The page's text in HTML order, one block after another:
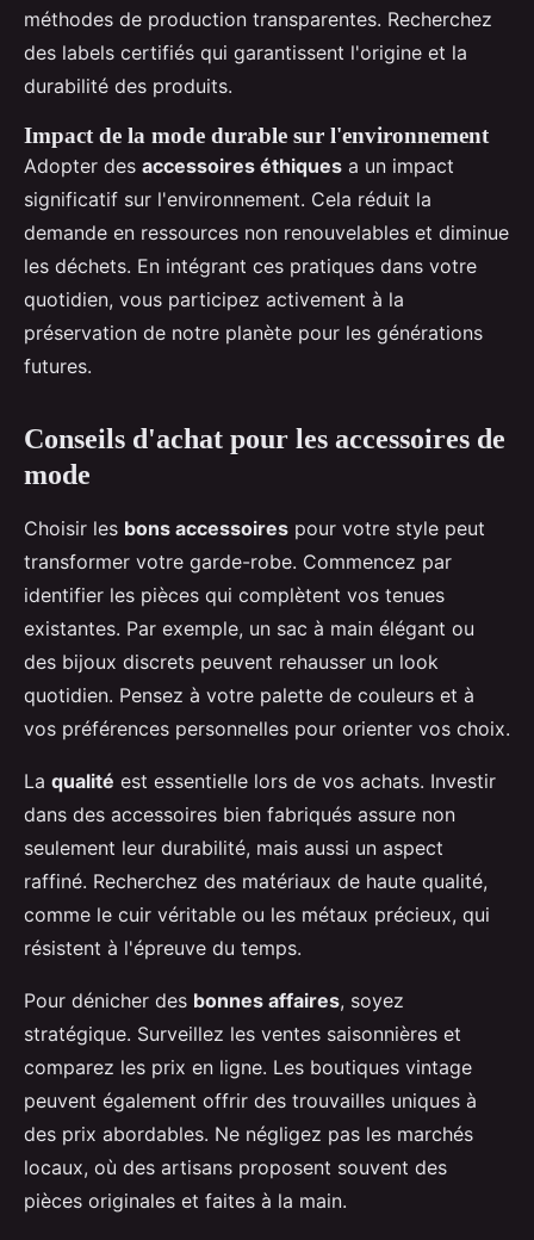
méthodes de production transparentes. Recherchez
des labels certifiés qui garantissent l'origine et la
durabilité des produits.
Impact de la mode durable sur l'environnement
Adopter des accessoires éthiques a un impact
significatif sur l'environnement. Cela réduit la
demande en ressources non renouvelables et diminue
les déchets. En intégrant ces pratiques dans votre
quotidien, vous participez activement à la
préservation de notre planète pour les générations
futures.
Conseils d'achat pour les accessoires de
mode
Choisir les bons accessoires pour votre style peut
transformer votre garde-robe. Commencez par
identifier les pièces qui complètent vos tenues
existantes. Par exemple, un sac à main élégant ou
des bijoux discrets peuvent rehausser un look
quotidien. Pensez à votre palette de couleurs et à
vos préférences personnelles pour orienter vos choix.
La qualité est essentielle lors de vos achats. Investir
dans des accessoires bien fabriqués assure non
seulement leur durabilité, mais aussi un aspect
raffiné. Recherchez des matériaux de haute qualité,
comme le cuir véritable ou les métaux précieux, qui
résistent à l'épreuve du temps.
Pour dénicher des bonnes affaires, soyez
stratégique. Surveillez les ventes saisonnières et
comparez les prix en ligne. Les boutiques vintage
peuvent également offrir des trouvailles uniques à
des prix abordables. Ne négligez pas les marchés
locaux, où des artisans proposent souvent des
pièces originales et faites à la main.